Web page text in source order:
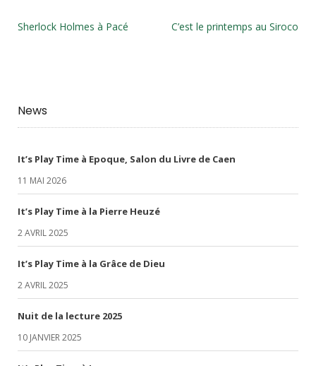
Sherlock Holmes à Pacé C’est le printemps au Siroco
News
It’s Play Time à Epoque, Salon du Livre de Caen
11 MAI 2026
It’s Play Time à la Pierre Heuzé
2 AVRIL 2025
It’s Play Time à la Grâce de Dieu
2 AVRIL 2025
Nuit de la lecture 2025
10 JANVIER 2025